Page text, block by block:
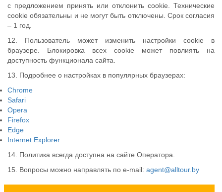
с предложением принять или отклонить cookie. Технические
cookie обязательны и не могут быть отключены. Срок согласия
– 1 год.
12. Пользователь может изменить настройки cookie в
браузере. Блокировка всех cookie может повлиять на
доступность функционала сайта.
13. Подробнее о настройках в популярных браузерах:
Chrome
Safari
Opera
Firefox
Edge
Internet Explorer
14. Политика всегда доступна на сайте Оператора.
15. Вопросы можно направлять по e-mail: agent@alltour.by